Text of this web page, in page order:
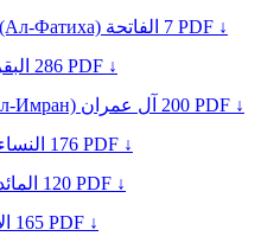
Фатиха) الفاتحة 7 PDF ↓
286 PDF ↓
Имран) آل عمران 200 PDF ↓
176 PDF ↓
120 PDF ↓
165 PDF ↓